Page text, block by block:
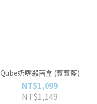
Qube奶嘴殺菌盒 (寶寶藍)
NT$1,099
NT$1,149